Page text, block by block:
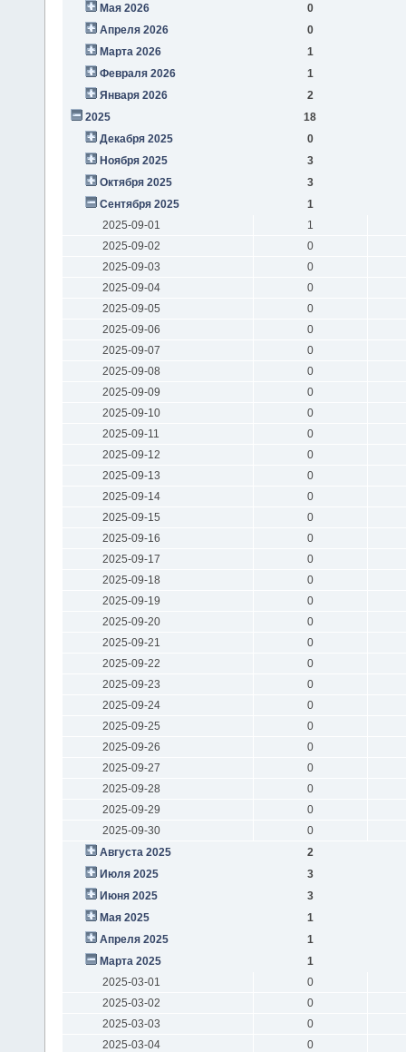
Мая 2026
0
Апреля 2026
0
Марта 2026
1
Февраля 2026
1
Января 2026
2
2025
18
Декабря 2025
0
Ноября 2025
3
Октября 2025
3
Сентября 2025
1
2025-09-01
1
2025-09-02
0
2025-09-03
0
2025-09-04
0
2025-09-05
0
2025-09-06
0
2025-09-07
0
2025-09-08
0
2025-09-09
0
2025-09-10
0
2025-09-11
0
2025-09-12
0
2025-09-13
0
2025-09-14
0
2025-09-15
0
2025-09-16
0
2025-09-17
0
2025-09-18
0
2025-09-19
0
2025-09-20
0
2025-09-21
0
2025-09-22
0
2025-09-23
0
2025-09-24
0
2025-09-25
0
2025-09-26
0
2025-09-27
0
2025-09-28
0
2025-09-29
0
2025-09-30
0
Августа 2025
2
Июля 2025
3
Июня 2025
3
Мая 2025
1
Апреля 2025
1
Марта 2025
1
2025-03-01
0
2025-03-02
0
2025-03-03
0
2025-03-04
0